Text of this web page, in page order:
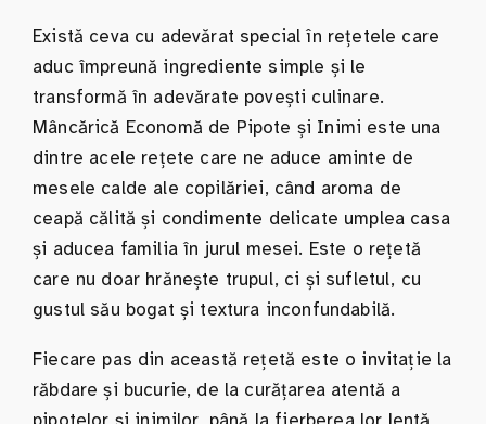
Există ceva cu adevărat special în rețetele care
aduc împreună ingrediente simple și le
transformă în adevărate povești culinare.
Mâncărică Economă de Pipote și Inimi este una
dintre acele rețete care ne aduce aminte de
mesele calde ale copilăriei, când aroma de
ceapă călită și condimente delicate umplea casa
și aducea familia în jurul mesei. Este o rețetă
care nu doar hrănește trupul, ci și sufletul, cu
gustul său bogat și textura inconfundabilă.
Fiecare pas din această rețetă este o invitație la
răbdare și bucurie, de la curățarea atentă a